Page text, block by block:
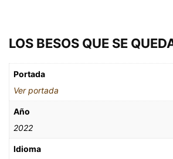
LOS BESOS QUE SE
Portada
Ver portada
Año
2022
Idioma